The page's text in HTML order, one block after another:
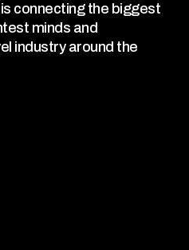
connecting the biggest
minds and
industry around the